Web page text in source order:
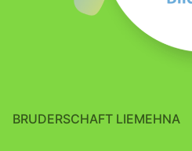
BRUDERSCHAFT LIEMEHNA